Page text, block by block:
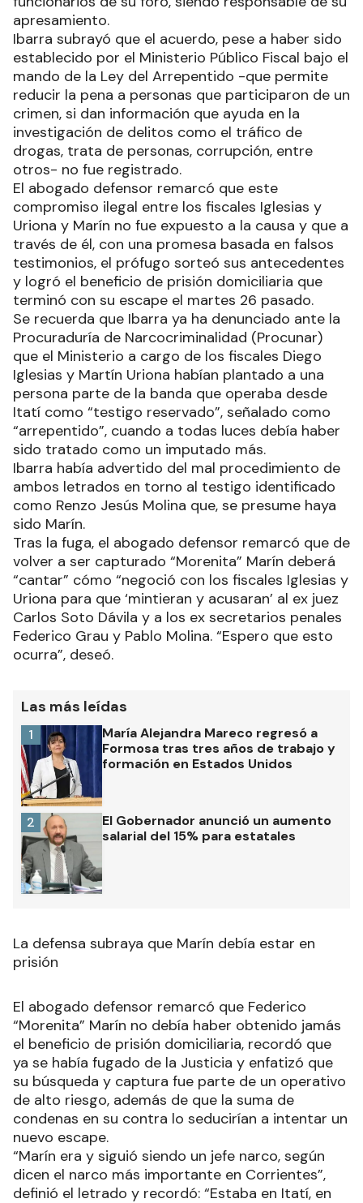
apresamiento.
Ibarra subrayó que el acuerdo, pese a haber sido
establecido por el Ministerio Público Fiscal bajo el
mando de la Ley del Arrepentido -que permite
reducir la pena a personas que participaron de un
crimen, si dan información que ayuda en la
investigación de delitos como el tráfico de
drogas, trata de personas, corrupción, entre
otros- no fue registrado.
El abogado defensor remarcó que este
compromiso ilegal entre los fiscales Iglesias y
Uriona y Marín no fue expuesto a la causa y que a
través de él, con una promesa basada en falsos
testimonios, el prófugo sorteó sus antecedentes
y logró el beneficio de prisión domiciliaria que
terminó con su escape el martes 26 pasado.
Se recuerda que Ibarra ya ha denunciado ante la
Procuraduría de Narcocriminalidad (Procunar)
que el Ministerio a cargo de los fiscales Diego
Iglesias y Martín Uriona habían plantado a una
persona parte de la banda que operaba desde
Itatí como “testigo reservado”, señalado como
“arrepentido”, cuando a todas luces debía haber
sido tratado como un imputado más.
Ibarra había advertido del mal procedimiento de
ambos letrados en torno al testigo identificado
como Renzo Jesús Molina que, se presume haya
sido Marín.
Tras la fuga, el abogado defensor remarcó que de
volver a ser capturado “Morenita” Marín deberá
“cantar” cómo “negoció con los fiscales Iglesias y
Uriona para que ‘mintieran y acusaran’ al ex juez
Carlos Soto Dávila y a los ex secretarios penales
Federico Grau y Pablo Molina. “Espero que esto
ocurra”, deseó.
Las más leídas
María Alejandra Mareco regresó a
Formosa tras tres años de trabajo y
formación en Estados Unidos
1
El Gobernador anunció un aumento
salarial del 15% para estatales
2
La defensa subraya que Marín debía estar en
prisión
El abogado defensor remarcó que Federico
“Morenita” Marín no debía haber obtenido jamás
el beneficio de prisión domiciliaria, recordó que
ya se había fugado de la Justicia y enfatizó que
su búsqueda y captura fue parte de un operativo
de alto riesgo, además de que la suma de
condenas en su contra lo seducirían a intentar un
nuevo escape.
“Marín era y siguió siendo un jefe narco, según
dicen el narco más importante en Corrientes”,
definió el letrado y recordó: “Estaba en Itatí, en